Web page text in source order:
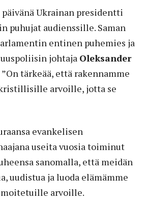
Ukrainan presidentti
puhujat audienssille. Saman
entinen puhemies ja
johtaja Oleksander
tärkeää, että rakennamme
arvoille, jotta se
evankelisen
useita vuosia toiminut
sanomalla, että meidän
uudistua ja luoda elämämme
arvoille.